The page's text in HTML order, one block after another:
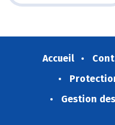
Accueil
Gestion